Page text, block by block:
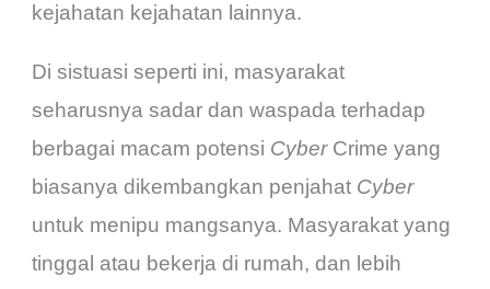
kejahatan kejahatan lainnya.
Di sistuasi seperti ini, masyarakat
seharusnya sadar dan waspada terhadap
berbagai macam potensi CyberCrime yang
biasanya dikembangkan penjahat Cyber
untuk menipu mangsanya. Masyarakat yang
tinggal atau bekerja di rumah, dan lebih